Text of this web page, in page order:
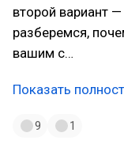
второй вариант
разберемся,
вашим с…
Показать
9 1